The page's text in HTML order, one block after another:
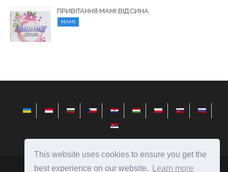
This website uses cookies to ensure you get the
best experience on our website.
Learn more
ПРИВІТАННЯ МАМІ ВІД СИНА
МАМІ